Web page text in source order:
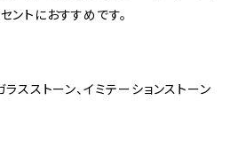
ントにおすすめです。
スストーン、イミテーションストーン